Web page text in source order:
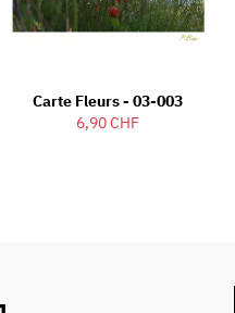
Carte Fleurs - 03-003
6,90 CHF